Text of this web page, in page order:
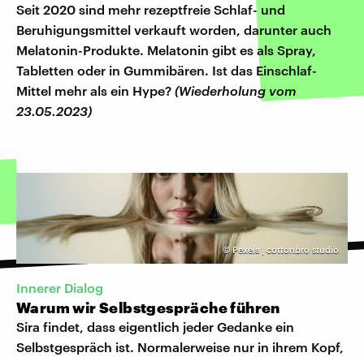
Seit 2020 sind mehr rezeptfreie Schlaf- und
Beruhigungsmittel verkauft worden, darunter auch
Melatonin-Produkte. Melatonin gibt es als Spray,
Tabletten oder in Gummibären. Ist das Einschlaf-
Mittel mehr als ein Hype? (Wiederholung vom
23.05.2023)
©Pexels | cottonbro studio
Innerer Dialog
Warum wir Selbstgespräche führen
Sira findet, dass eigentlich jeder Gedanke ein
Selbstgespräch ist. Normalerweise nur in ihrem Kopf,